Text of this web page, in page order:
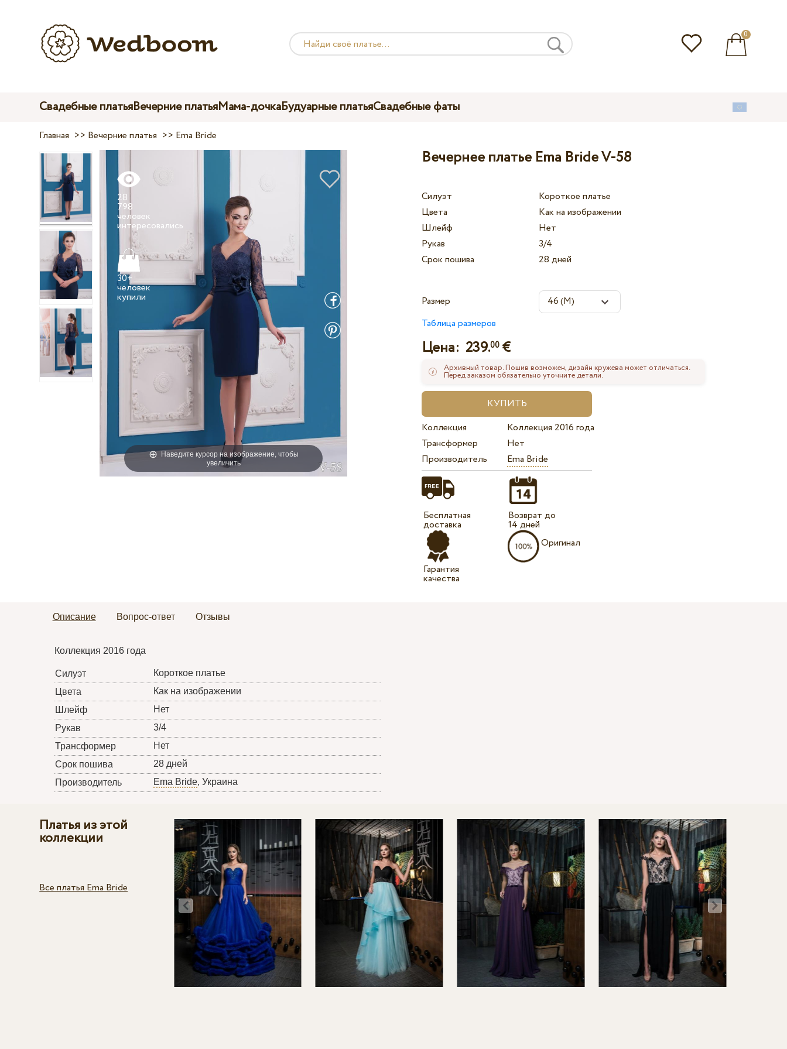
0
Свадебные платьяВечерние платьяМама-дочкаБудуарные платьяСвадебные фаты
Главная >> Вечерние платья >> Ema Bride
Наведите курсор на изображение, чтобы
увеличить
28
798
человек
30+
человек
Вечернее платье Ema Bride V-58
Силуэт
Короткое платье
Цвета
Как на изображении
Шлейф
Нет
Рукав
3/4
Срок пошива
28 дней
Размер
Таблица размеров
Цена: 239.00 €
Архивный товар. Пошив возможен, дизайн кружева может отличаться.
Перед заказом обязательно уточните детали.
Коллекция
Коллекция 2016 года
Трансформер
Нет
Производитель
Ema Bride
Бесплатная
доставка
Гарантия
качества
Возврат до
14 дней
Оригинал
Описание Вопрос-ответ Отзывы
Коллекция 2016 года
Силуэт
Короткое платье
Цвета
Как на изображении
Шлейф
Нет
Рукав
3/4
Трансформер
Нет
Срок пошива
28 дней
Производитель
Ema Bride, Украина
Платья из этой
коллекции
Все платья Ema Bride